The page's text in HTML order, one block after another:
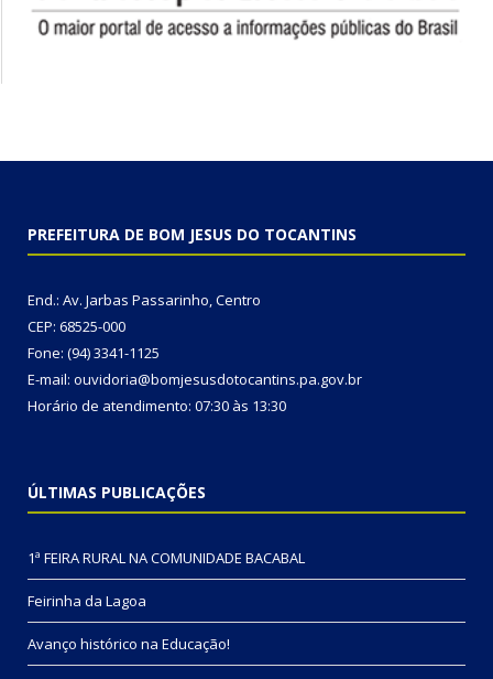
PREFEITURA DE BOM JESUS DO TOCANTINS
End.: Av. Jarbas Passarinho, Centro
CEP: 68525-000
Fone: (94) 3341-1125
E-mail: ouvidoria@bomjesusdotocantins.pa.gov.br
Horário de atendimento: 07:30 às 13:30
ÚLTIMAS PUBLICAÇÕES
1ª FEIRA RURAL NA COMUNIDADE BACABAL
Feirinha da Lagoa
Avanço histórico na Educação!